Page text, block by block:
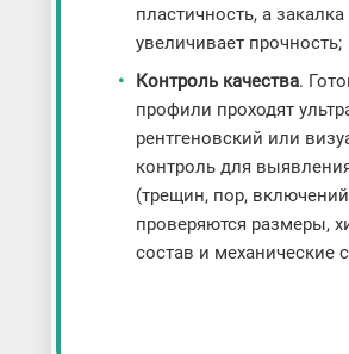
пластичность, а закалка
увеличивает прочность;
Контроль качества.
профили проходят
рентгеновский или
контроль для
(трещин, пор,
проверяются размеры,
состав и механические